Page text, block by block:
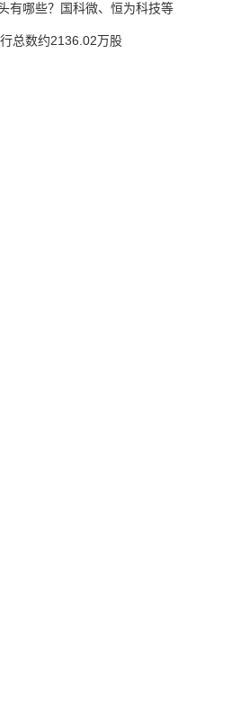
有哪些？国科微、恒为科技等
总数约2136.02万股